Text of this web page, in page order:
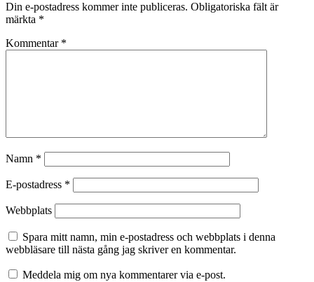
Din e-postadress kommer inte publiceras. Obligatoriska fält är
märkta *
Kommentar *
Namn *
E-postadress *
Webbplats
Spara mitt namn, min e-postadress och webbplats i denna
webbläsare till nästa gång jag skriver en kommentar.
Meddela mig om nya kommentarer via e-post.